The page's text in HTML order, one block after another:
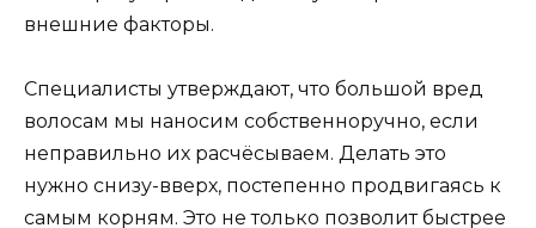
внешние факторы.
Специалисты утверждают, что большой вред
волосам мы наносим собственноручно, если
неправильно их расчёсываем. Делать это
нужно снизу-вверх, постепенно продвигаясь к
самым корням. Это не только позволит быстрее